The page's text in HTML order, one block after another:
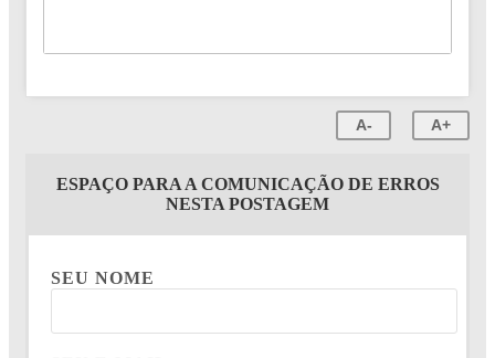
A- A+
ESPAÇO PARA A COMUNICAÇÃO DE ERROS
NESTA POSTAGEM
SEU NOME